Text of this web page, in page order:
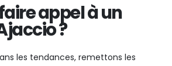
appel à un
?
les tendances, remettons les